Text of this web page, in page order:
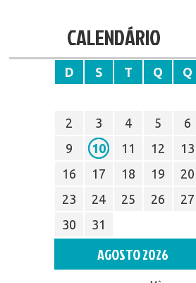
CALENDÁRIO
D S T Q Q
2
3 4 5 6
9
10 11 12 13
16
17 18 19 20
23
24 25 26 27
30
31
AGOSTO 2026